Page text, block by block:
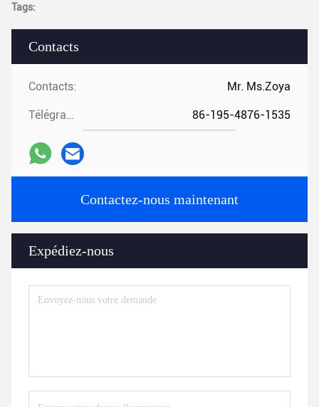
Contacts
Contacts: Mr. Ms.Zoya
Télégramme: 86-195-4876-1535
Contactez-nous maintenant
Expédiez-nous
Tags: